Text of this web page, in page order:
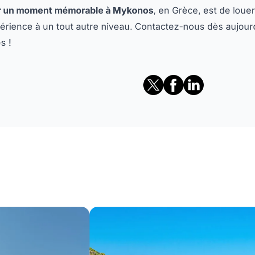
un moment mémorable à Mykonos, en Grèce, est de
à un tout autre niveau. Contactez-nous dès
!